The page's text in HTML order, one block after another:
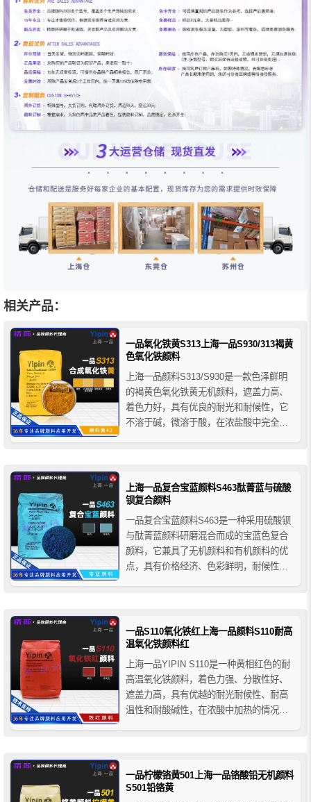
相关产品：
一品氧化铁黄S313上海一品S930/313褐黄
色氧化铁颜料
上海一品颜料S313/S930是一款色泽鲜明
的褐黄色氧化铁黄无机颜料，遮盖力高、
着色力好，具有优良的耐光和耐候性，它
不溶于碱，微溶于酸，在浓盐酸中完全溶
于建材、涂料、塑料、橡胶、油墨等领
域...
上海一品复合宝蓝颜料S463酞菁蓝与硫酸
钡复合颜料
一品复合宝蓝颜料S463是一种采用硫酸钡
与酞菁蓝颜料研磨混合而成的宝蓝色复合
颜料，它兼具了无机颜料和有机颜料的优
点，具有价格经济、色彩鲜明，耐候性好
固剂、彩色喷涂砂浆、彩色嵌缝剂等。
一品S110氧化铁红上海一品颜料S110耐高
温氧化铁颜料红
上海一品YIPIN S110是一种黄相红色的耐
高温氧化铁颜料，着色力强、分散性好、
遮盖力高，具有优越的耐光耐候性、耐高
温性和耐酸碱性，在浓酸中加热的情况下
一品柠檬铬黄501上海一品铬酸铅无机颜料
S501铅铬黄